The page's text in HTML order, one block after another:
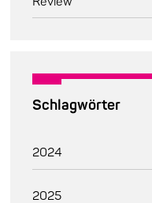
Schlagwörter
2024
2025